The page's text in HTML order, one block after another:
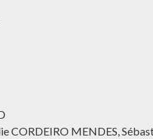
CORDEIRO MENDES,